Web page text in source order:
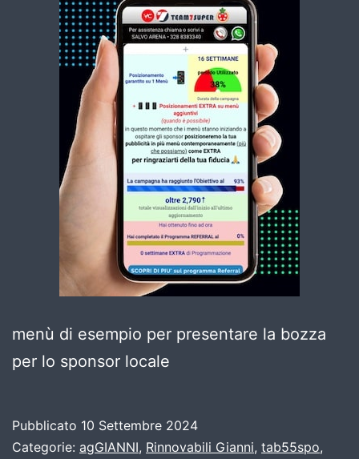
menù di esempio per presentare la bozza
per lo sponsor locale
Pubblicato 10 Settembre 2024
Categorie: agGIANNI, Rinnovabili Gianni, tab55spo,